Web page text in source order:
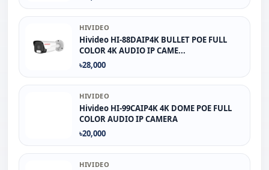
HIVIDEO
Hivideo HI-88DAIP4K BULLET POE FULL
COLOR 4K AUDIO IP CAME...
৳28,000
HIVIDEO
Hivideo HI-99CAIP4K 4K DOME POE FULL
COLOR AUDIO IP CAMERA
৳20,000
HIVIDEO